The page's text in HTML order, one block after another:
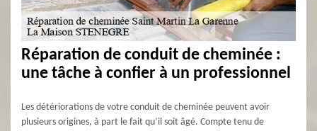
Réparation de conduit de cheminée :
une tâche à confier à un professionnel
Les détériorations de votre conduit de cheminée peuvent avoir
plusieurs origines, à part le fait qu’il soit âgé. Compte tenu de